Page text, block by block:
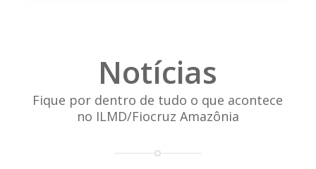
Notícias
Fique por dentro de tudo o que acontece
no ILMD/Fiocruz Amazônia